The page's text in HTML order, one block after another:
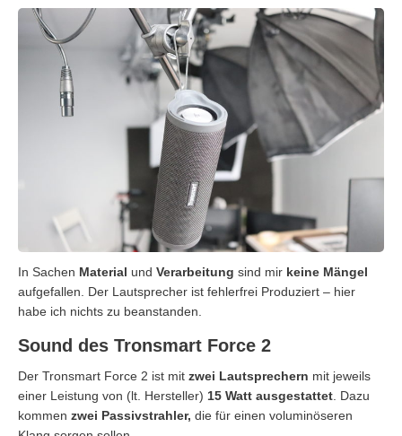
In Sachen Material und Verarbeitung sind mir keine Mängel
aufgefallen. Der Lautsprecher ist fehlerfrei Produziert – hier
habe ich nichts zu beanstanden.
Sound des Tronsmart Force 2
Der Tronsmart Force 2 ist mit zwei Lautsprechern mit jeweils
einer Leistung von (lt. Hersteller) 15 Watt ausgestattet . Dazu
kommen zwei Passivstrahler, die für einen voluminöseren